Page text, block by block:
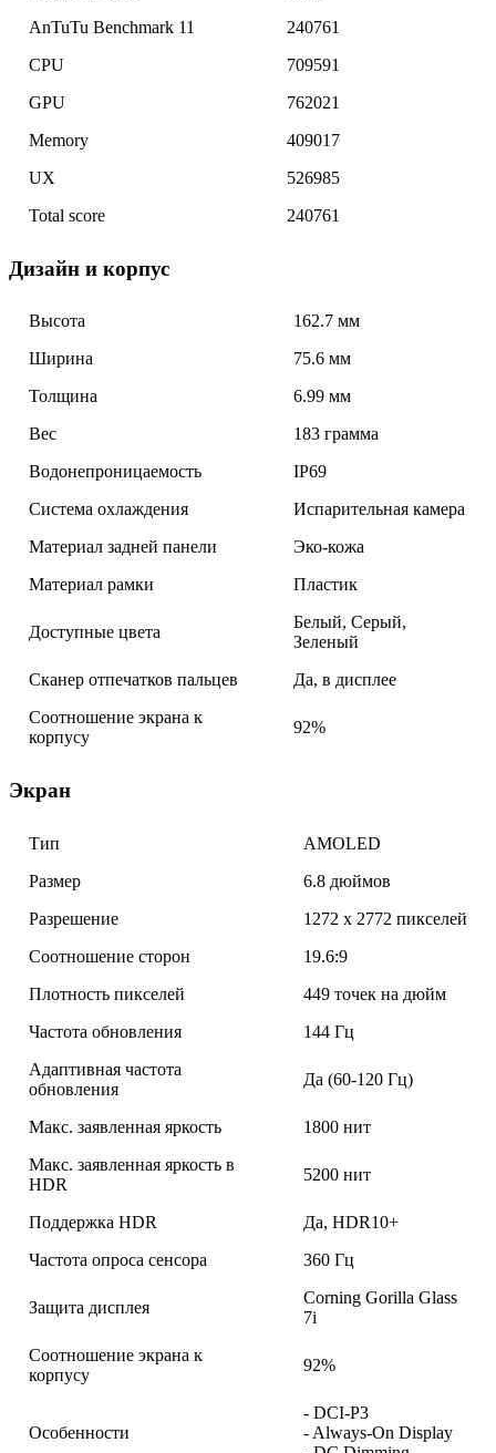
AnTuTu Benchmark 11
240761
CPU
709591
GPU
762021
Memory
409017
UX
526985
Total score
240761
Дизайн и корпус
Высота
162.7 мм
Ширина
75.6 мм
Толщина
6.99 мм
Вес
183 грамма
Водонепроницаемость
IP69
Система охлаждения
Испарительная камера
Материал задней панели
Эко-кожа
Материал рамки
Пластик
Доступные цвета
Белый, Серый,
Зеленый
Сканер отпечатков пальцев
Да, в дисплее
Соотношение экрана к
корпусу
92%
Экран
Тип
AMOLED
Размер
6.8 дюймов
Разрешение
1272 x 2772 пикселей
Соотношение сторон
19.6:9
Плотность пикселей
449 точек на дюйм
Частота обновления
144 Гц
Адаптивная частота
обновления
Да (60-120 Гц)
Макс. заявленная яркость
1800 нит
Макс. заявленная яркость в
HDR
5200 нит
Поддержка HDR
Да, HDR10+
Частота опроса сенсора
360 Гц
Защита дисплея
Corning Gorilla Glass
7i
Соотношение экрана к
корпусу
92%
Особенности
- DCI-P3
- Always-On Display